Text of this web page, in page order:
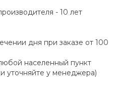
- 10 лет
дня при заказе от 100
населенный пункт
уточняйте у менеджера)